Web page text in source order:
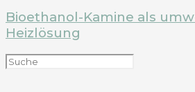
Bioethanol-Kamine als
Heizlösung